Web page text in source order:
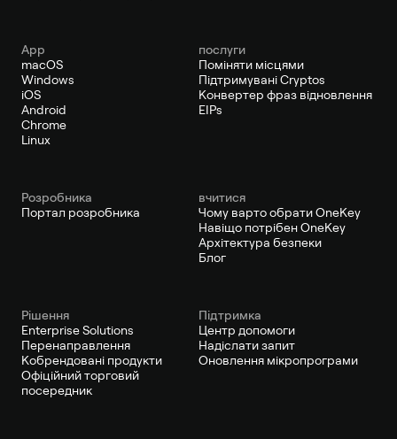
App
macOS
Windows
iOS
Android
Chrome
Linux
послуги
Поміняти місцями
Підтримувані Cryptos
Конвертер фраз відновлення
EIPs
Pозробника
Портал розробника
вчитися
Чому варто обрати OneKey
Навіщо потрібен OneKey
Архітектура безпеки
Блог
Рішення
Enterprise Solutions
Перенаправлення
Кобрендовані продукти
Офіційний торговий
посередник
Підтримка
Центр допомоги
Надіслати запит
Оновлення мікропрограми